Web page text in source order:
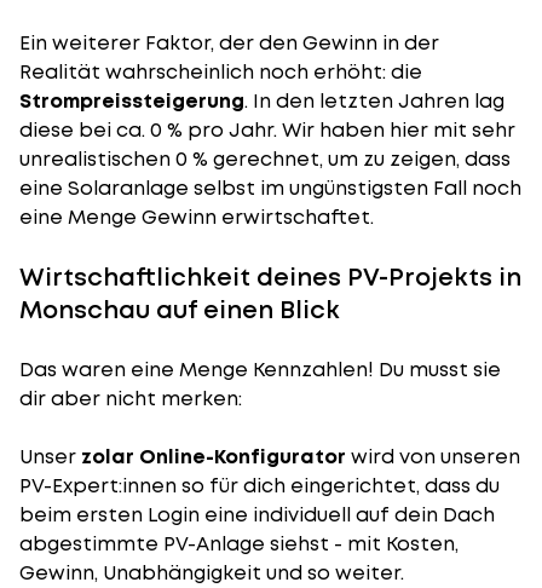
Ein weiterer Faktor, der den Gewinn in der
Realität wahrscheinlich noch erhöht: die
Strompreissteigerung. In den letzten Jahren lag
diese bei ca. 0 % pro Jahr. Wir haben hier mit sehr
unrealistischen 0 % gerechnet, um zu zeigen, dass
eine Solaranlage selbst im ungünstigsten Fall noch
eine Menge Gewinn erwirtschaftet.
Wirtschaftlichkeit deines PV-Projekts in
Monschau auf einen Blick
Das waren eine Menge Kennzahlen! Du musst sie
dir aber nicht merken:
Unser zolar Online-Konfigurator wird von unseren
PV-Expert:innen so für dich eingerichtet, dass du
beim ersten Login eine individuell auf dein Dach
abgestimmte PV-Anlage siehst - mit Kosten,
Gewinn, Unabhängigkeit und so weiter.